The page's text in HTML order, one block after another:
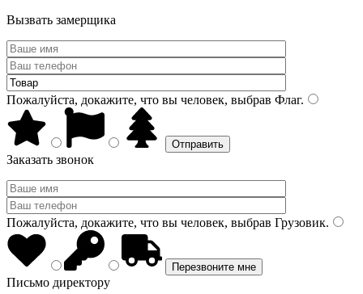
Вызвать замерщика
Пожалуйста, докажите, что вы человек, выбрав Флаг.
Заказать звонок
Пожалуйста, докажите, что вы человек, выбрав Грузовик.
Письмо директору